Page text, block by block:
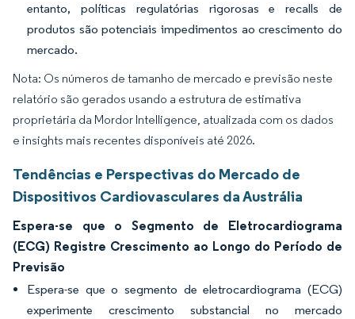
entanto, políticas regulatórias rigorosas e recalls de
produtos são potenciais impedimentos ao crescimento do
mercado.
Nota: Os números de tamanho de mercado e previsão neste
relatório são gerados usando a estrutura de estimativa
proprietária da Mordor Intelligence, atualizada com os dados
e insights mais recentes disponíveis até 2026.
Tendências e Perspectivas do Mercado de
Dispositivos Cardiovasculares da Austrália
Espera-se que o Segmento de Eletrocardiograma
(ECG) Registre Crescimento ao Longo do Período de
Previsão
Espera-se que o segmento de eletrocardiograma (ECG)
experimente crescimento substancial no mercado